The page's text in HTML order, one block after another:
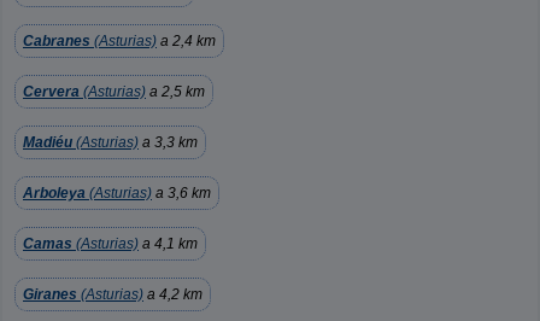
Cabranes (Asturias) a 2,4 km
Cervera (Asturias) a 2,5 km
Madiéu (Asturias) a 3,3 km
Arboleya (Asturias) a 3,6 km
Camas (Asturias) a 4,1 km
Giranes (Asturias) a 4,2 km